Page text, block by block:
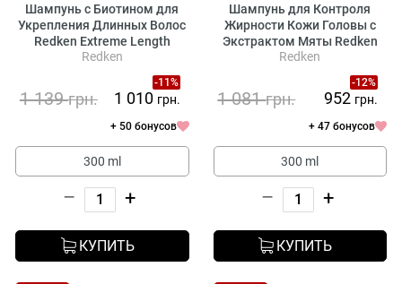
Шампунь с Биотином для
Укрепления Длинных Волос
Redken Extreme Length
Shampoo
Redken
-11%
1 139грн. 1 010 грн.
+ 50 бонусов
300 ml
– +
КУПИТЬ
Шампунь для Контроля
Жирности Кожи Головы с
Экстрактом Мяты Redken
Amino Mint Shampoo
Redken
-12%
1 081грн. 952 грн.
+ 47 бонусов
300 ml
– +
КУПИТЬ